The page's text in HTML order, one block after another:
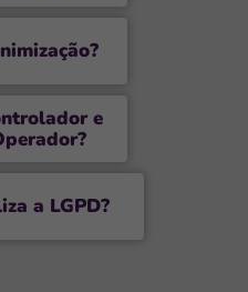
e
a LGPD?